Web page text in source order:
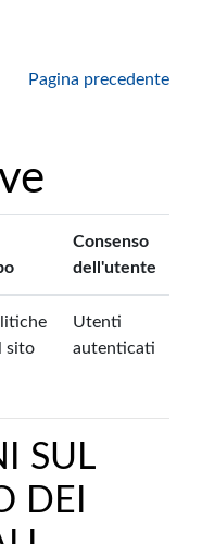
Pagina precedente
Consenso
dell'utente
sito
Utenti
autenticati
SUL
DEI